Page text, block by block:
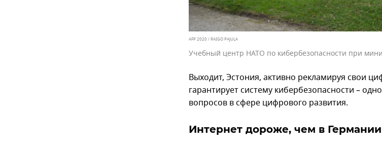
AFP 2020 / RAIGO PAJULA
Учебный центр НАТО по кибербезопасности при
Выходит, Эстония, активно рекламируя свои
гарантирует систему кибербезопасности –
вопросов в сфере цифрового развития.
Интернет дороже, чем в Германии